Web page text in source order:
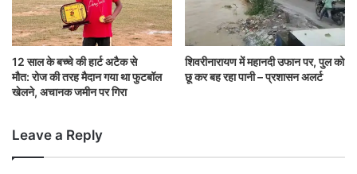
12 साल के बच्चे की हार्ट अटैक से
मौत: रोज की तरह मैदान गया था फुटबॉल
खेलने, अचानक जमीन पर गिरा
शिवरीनारायण में महानदी उफान पर, पुल को
छू कर बह रहा पानी – प्रशासन अलर्ट
Leave a Reply